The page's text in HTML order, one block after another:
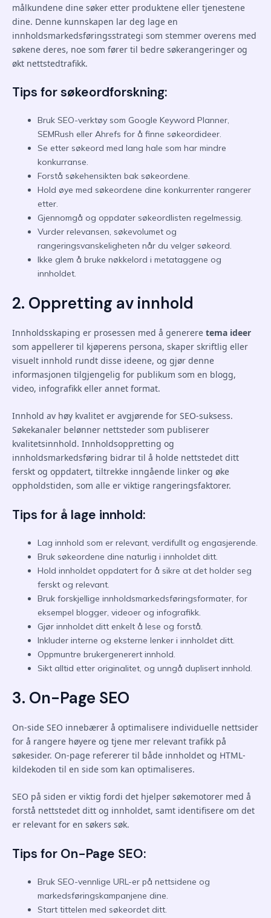
målkundene dine søker etter produktene eller tjenestene
dine. Denne kunnskapen lar deg lage en
innholdsmarkedsføringsstrategi som stemmer overens med
søkene deres, noe som fører til bedre søkerangeringer og
økt nettstedtrafikk.
Tips for søkeordforskning:
Bruk SEO-verktøy som Google Keyword Planner,
SEMRush eller Ahrefs for å finne søkeordideer.
Se etter søkeord med lang hale som har mindre
konkurranse.
Forstå søkehensikten bak søkeordene.
Hold øye med søkeordene dine konkurrenter rangerer
etter.
Gjennomgå og oppdater søkeordlisten regelmessig.
Vurder relevansen, søkevolumet og
rangeringsvanskeligheten når du velger søkeord.
Ikke glem å bruke nøkkelord i metataggene og
innholdet.
2. Oppretting av innhold
Innholdsskaping er prosessen med å generere tema ideer
som appellerer til kjøperens persona, skaper skriftlig eller
visuelt innhold rundt disse ideene, og gjør denne
informasjonen tilgjengelig for publikum som en blogg,
video, infografikk eller annet format.
Innhold av høy kvalitet er avgjørende for SEO-suksess.
Søkekanaler belønner nettsteder som publiserer
kvalitetsinnhold. Innholdsoppretting og
innholdsmarkedsføring bidrar til å holde nettstedet ditt
ferskt og oppdatert, tiltrekke inngående linker og øke
oppholdstiden, som alle er viktige rangeringsfaktorer.
Tips for å lage innhold:
Lag innhold som er relevant, verdifullt og engasjerende.
Bruk søkeordene dine naturlig i innholdet ditt.
Hold innholdet oppdatert for å sikre at det holder seg
ferskt og relevant.
Bruk forskjellige innholdsmarkedsføringsformater, for
eksempel blogger, videoer og infografikk.
Gjør innholdet ditt enkelt å lese og forstå.
Inkluder interne og eksterne lenker i innholdet ditt.
Oppmuntre brukergenerert innhold.
Sikt alltid etter originalitet, og unngå duplisert innhold.
3. On-Page SEO
On-side SEO innebærer å optimalisere individuelle nettsider
for å rangere høyere og tjene mer relevant trafikk på
søkesider. On-page refererer til både innholdet og HTML-
kildekoden til en side som kan optimaliseres.
SEO på siden er viktig fordi det hjelper søkemotorer med å
forstå nettstedet ditt og innholdet, samt identifisere om det
er relevant for en søkers søk.
Tips for On-Page SEO:
Bruk SEO-vennlige URL-er på nettsidene og
markedsføringskampanjene dine.
Start tittelen med søkeordet ditt.